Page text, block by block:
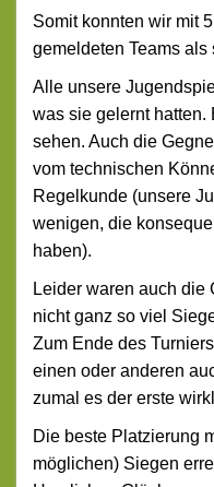
Somit konnten wir mit
gemeldeten Teams als
Alle unsere
was sie gelernt hatten.
sehen. Auch die
vom technischen
Regelkunde (unsere
wenigen, die
haben).
Leider waren auch die
nicht ganz so viel
Zum Ende des
einen oder anderen
zumal es der erste
Die beste Platzierung
möglichen) Siegen